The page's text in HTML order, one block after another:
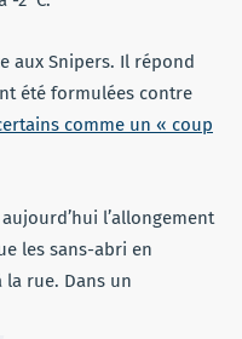
aux Snipers. Il répond
été formulées contre
comme un « coup
l’allongement
les sans-abri en
la rue. Dans un